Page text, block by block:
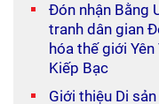
Đón nhận Bằng
tranh dân gian
hóa thế giới
Kiếp Bạc
Giới thiệu Di